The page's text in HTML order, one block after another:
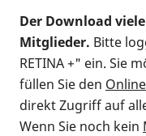
Der Download
Mitglieder. Bitte
RETINA +" ein. Sie
füllen Sie den
direkt Zugriff auf
Wenn Sie noch kein